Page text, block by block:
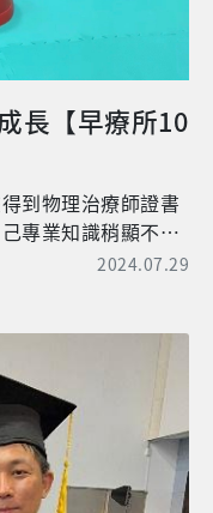
長【早療所10
專業知識稍顯不
及跨領域專業合作
論和學習研究方
希望能落實醫療及
療，還包含了社
科系畢業的同學。
流，收穫很多和自
2024.07.29